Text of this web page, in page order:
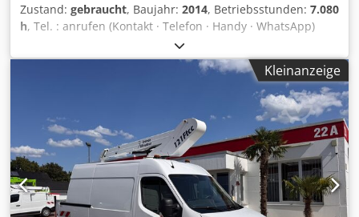
Zustand: gebraucht, Baujahr: 2014, Betriebsstunden: 7.080
h, Tel. : anrufen (Kontakt · Telefon · Handy · WhatsApp)
Dcjdpewu Rrtofx Afiok * Kubota KX 41 - 3 V * Minibagger *
Motor Kubota, * Modell D902-E3 oder D902BH etc * 3
Zylinder * Hubraum 898 ccm) * Leistung: 12,7 kW * 17 PS *
mit Schnellwechsler * 2 Tieflöffel * 1 Böschungslöffel * 1
Hydrlaulikhammer * KM 100 * Verstellbar Breite der
Gummi Paletten * Stunden : 7080 * Baujahr : 2014 * Preis
Netto * Alle Angaben ohne Gewähr
Kleinanzeige